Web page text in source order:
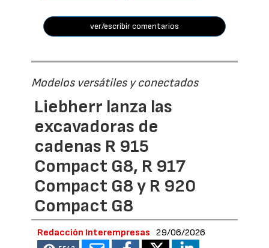
ver/escribir comentarios
Modelos versátiles y conectados
Liebherr lanza las
excavadoras de
cadenas R 915
Compact G8, R 917
Compact G8 y R 920
Compact G8
Redacción Interempresas 29/06/2026